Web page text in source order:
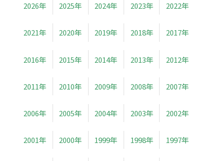
2026年 2025年 2024年 2023年 2022年
2021年 2020年 2019年 2018年 2017年
2016年 2015年 2014年 2013年 2012年
2011年 2010年 2009年 2008年 2007年
2006年 2005年 2004年 2003年 2002年
2001年 2000年 1999年 1998年 1997年